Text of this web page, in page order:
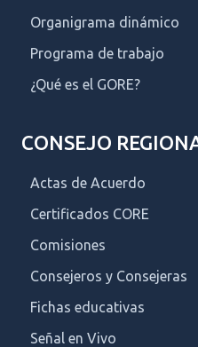
Organigrama dinámico
Programa de trabajo
¿Qué es el GORE?
CONSEJO
Actas de Acuerdo
Certificados CORE
Comisiones
Consejeros y Consejeras
Fichas educativas
Señal en Vivo